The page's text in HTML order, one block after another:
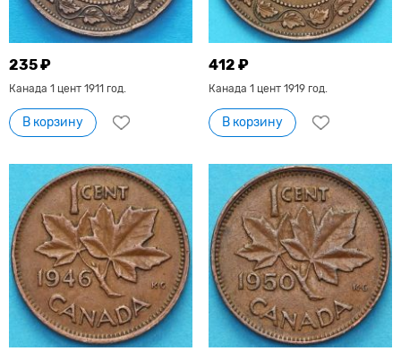
235 ₽
Канада 1 цент 1911 год.
В корзину
412 ₽
Канада 1 цент 1919 год.
В корзину